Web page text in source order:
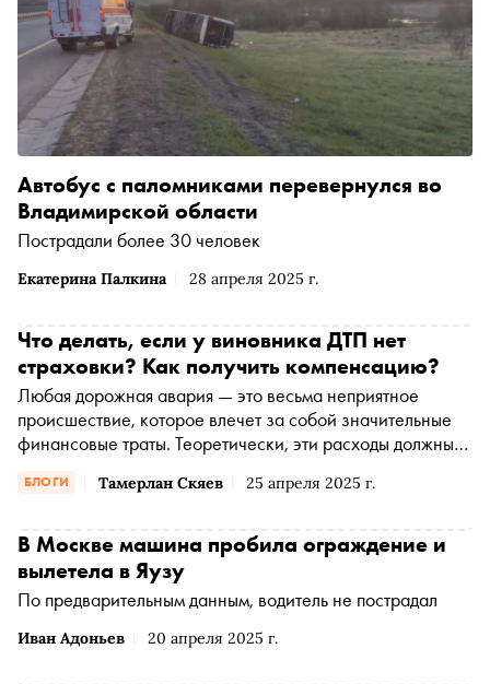
Екатерина Палкина 28 апреля 2025 г.
Автобус с паломниками перевернулся во
Владимирской области
Пострадали более 30 человек
БЛОГИ Тамерлан Скяев 25 апреля 2025 г.
Что делать, если у виновника ДТП нет
страховки? Как получить компенсацию?
Любая дорожная авария — это весьма неприятное
происшествие, которое влечет за собой значительные
финансовые траты. Теоретически, эти расходы должны
нередко возникают ситуации, когда у виновника ДТП
таком случае, расскажет гость моего блога, юрист
Владимир Полтавский
Иван Адоньев 20 апреля 2025 г.
В Москве машина пробила ограждение и
вылетела в Яузу
По предварительным данным, водитель не пострадал